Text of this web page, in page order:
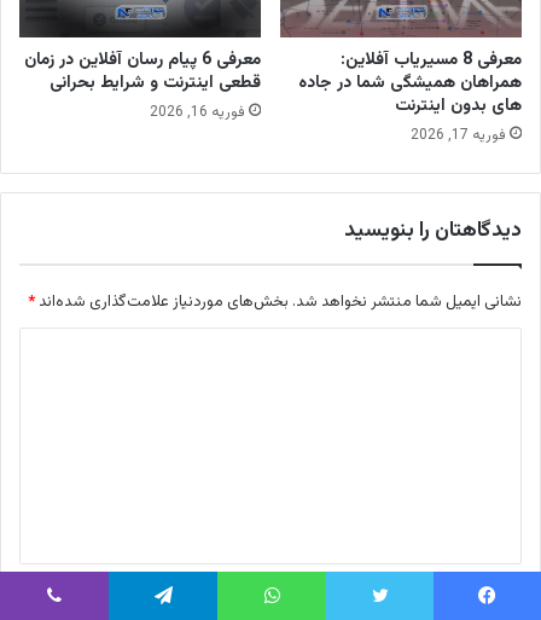
معرفی 8 مسیریاب آفلاین:
همراهان همیشگی شما در جاده
های بدون اینترنت
فوریه 17, 2026
معرفی 6 پیام رسان آفلاین در زمان
قطعی اینترنت و شرایط بحرانی
فوریه 16, 2026
دیدگاهتان را بنویسید
نشانی ایمیل شما منتشر نخواهد شد. بخش‌های موردنیاز علامت‌گذاری شده‌اند *
*
*